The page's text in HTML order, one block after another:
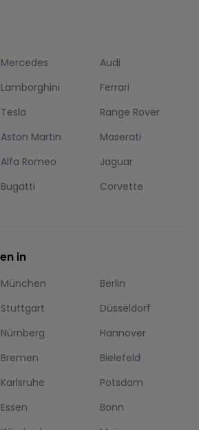
Mercedes
Audi
Lamborghini
Ferrari
Tesla
Range Rover
Aston Martin
Maserati
Alfa Romeo
Jaguar
Bugatti Corvette
in
München
Berlin
Stuttgart
Düsseldorf
Nürnberg
Hannover
Bremen
Bielefeld
Karlsruhe
Potsdam
Essen
Bonn